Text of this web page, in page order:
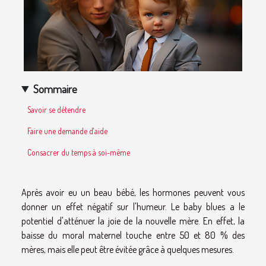
Sommaire
Savoir se détendre
Faire une demande d'aide
Consacrer du temps à soi-même
Après avoir eu un beau bébé, les hormones peuvent vous
donner un effet négatif sur l'humeur. Le baby blues a le
potentiel d'atténuer la joie de la nouvelle mère. En effet, la
baisse du moral maternel touche entre 50 et 80 % des
mères, mais elle peut être évitée grâce à quelques mesures.